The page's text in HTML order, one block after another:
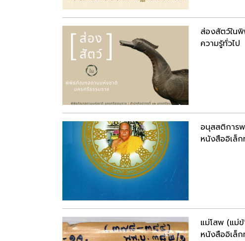
ส่องสัตว์ใน
ความรู้ทั่วไป
อนุสสติการพ
หนังสืออิเล็
แม่โสพ (แม่
หนังสืออิเล็